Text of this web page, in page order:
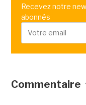
Recevez notre
abonnés
Commentaire